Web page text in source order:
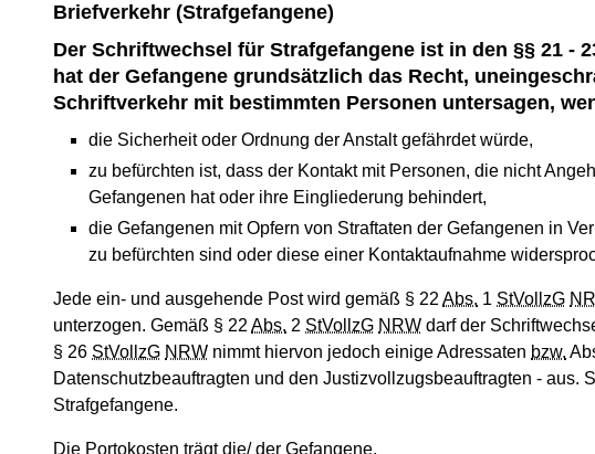
Briefverkehr (Strafgefangene)
Der Schriftwechsel für Strafgefangene ist in den §§ 21 -
hat der Gefangene grundsätzlich das Recht,
Schriftverkehr mit bestimmten Personen untersagen,
die Sicherheit oder Ordnung der Anstalt gefährdet würde,
zu befürchten ist, dass der Kontakt mit Personen, die nicht
Gefangenen hat oder ihre Eingliederung behindert,
die Gefangenen mit Opfern von Straftaten der Gefangenen in
zu befürchten sind oder diese einer Kontaktaufnahme
Jede ein- und ausgehende Post wird gemäß § 22 Abs. 1 StVollzG
unterzogen. Gemäß § 22 Abs. 2 StVollzG NRW darf der
§ 26 StVollzG NRW nimmt hiervon jedoch einige Adressaten bzw.
Datenschutzbeauftragten und den Justizvollzugsbeauftragten -
Strafgefangene.
Die Portokosten trägt die/ der Gefangene.